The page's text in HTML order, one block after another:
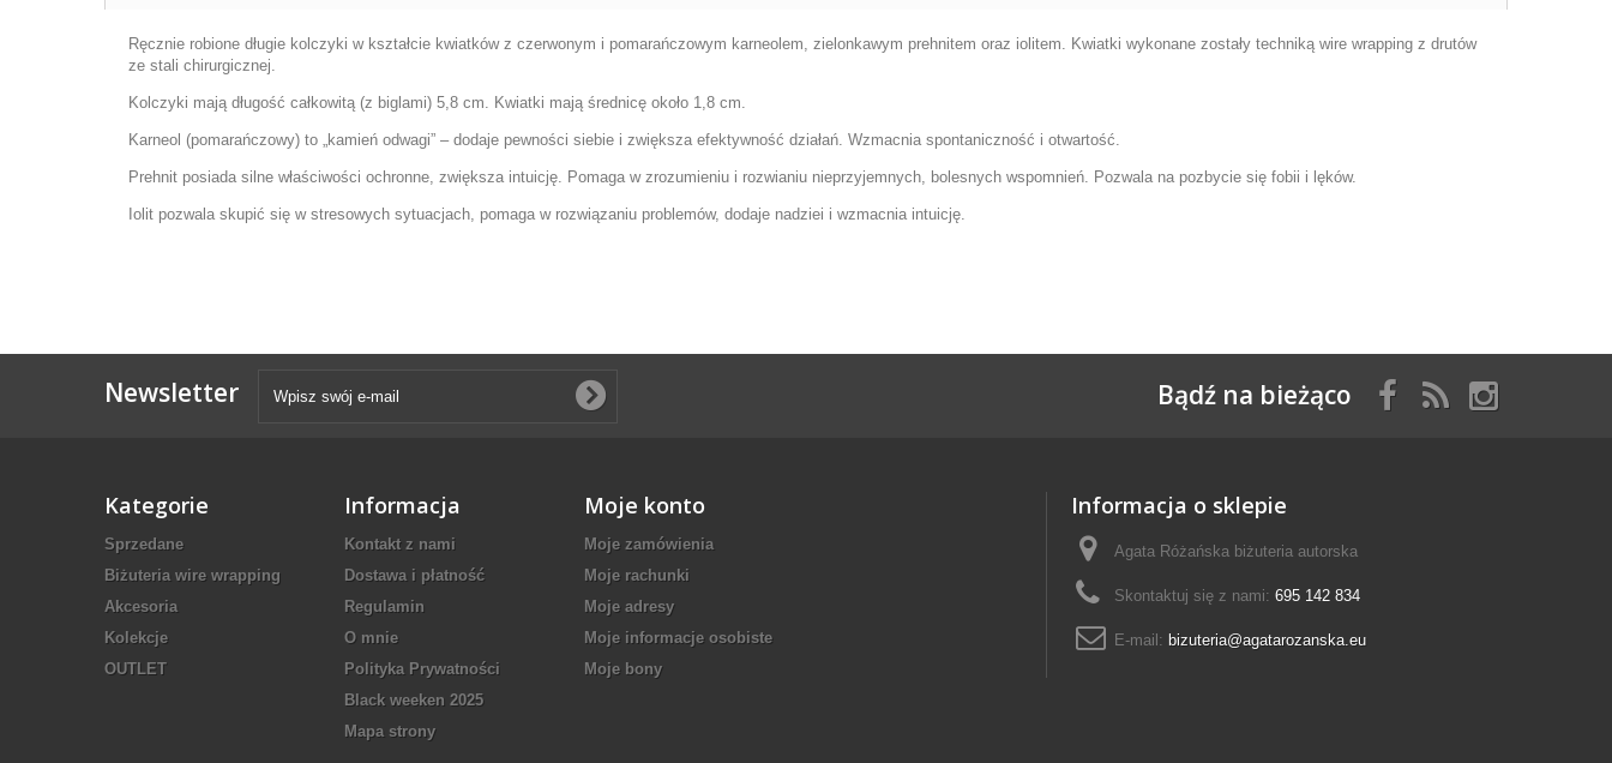
Ręcznie robione długie kolczyki w kształcie kwiatków z czerwonym i pomarańczowym karneolem, zielonkawym prehnitem oraz iolitem. Kwiatki wykonane zostały techniką wire wrapping z drutów
ze stali chirurgicznej.
Kolczyki mają długość całkowitą (z biglami) 5,8 cm. Kwiatki mają średnicę około 1,8 cm.
Karneol (pomarańczowy) to „kamień odwagi” – dodaje pewności siebie i zwiększa efektywność działań. Wzmacnia spontaniczność i otwartość.
Prehnit posiada silne właściwości ochronne, zwiększa intuicję. Pomaga w zrozumieniu i rozwianiu nieprzyjemnych, bolesnych wspomnień. Pozwala na pozbycie się fobii i lęków.
Iolit pozwala skupić się w stresowych sytuacjach, pomaga w rozwiązaniu problemów, dodaje nadziei i wzmacnia intuicję.
Newsletter Bądź na bieżąco
Kategorie
Sprzedane
Biżuteria wire wrapping
Akcesoria
Kolekcje
OUTLET
Informacja
Kontakt z nami
Dostawa i płatność
Regulamin
O mnie
Polityka Prywatności
Black weeken 2025
Mapa strony
Moje konto
Moje zamówienia
Moje rachunki
Moje adresy
Moje informacje osobiste
Moje bony
Informacja o sklepie
Agata Różańska biżuteria autorska
Skontaktuj się z nami: 695 142 834
E-mail: bizuteria@agatarozanska.eu